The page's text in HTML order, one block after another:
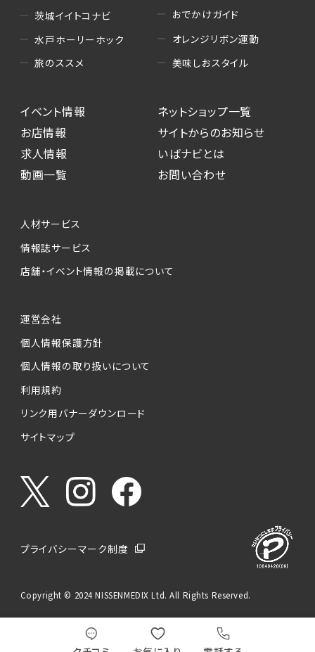
茨城イイトコナビ
水戸ホーリーホック
旅のススメ
おでかけガイド
オレンジリボン運動
美味しおスタイル
イベント情報
お店情報
求人情報
動画一覧
ネットショップ一覧
サイトからのお知らせ
いばナビとは
お問い合わせ
人材サービス
情報誌サービス
店舗・イベント情報の掲載について
運営会社
個人情報保護方針
個人情報の取り扱いについて
利用規約
リンク用バナーダウンロード
サイトマップ
プライバシーマーク制度
Copyright © 2024 NISSENMEDIX Ltd. All Rights Reserved.